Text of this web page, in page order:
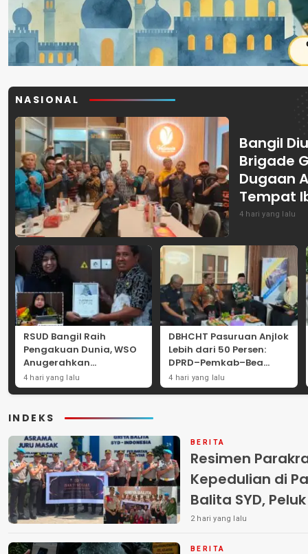
NASIONAL
Bangil
Brigade
Dugaan
Tempat
4 hari yang lalu
RSUD Bangil Raih
Pengakuan Dunia, WSO
Anugerahkan
Penghargaan
Internasional untuk
4 hari yang lalu
DBHCHT Pasuruan Anjlok
Lebih dari 50 Persen:
DPRD–Pemkab–Bea
Cukai Perkuat Perang
Melawan Peredaran
4 hari yang lalu
INDEKS
BERITA
Resimen
Kepedulian di
Balita SYD,
Terlantar
2 hari yang lalu
BERITA